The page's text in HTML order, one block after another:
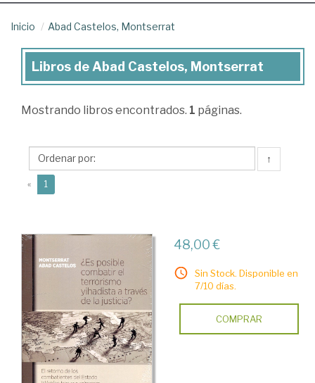
Inicio Abad Castelos, Montserrat
Libros
Abad
Montserrat
Libros de Abad Castelos, Montserrat
Mostrando libros encontrados. 1 páginas.
↑
« 1
48,00 €
Sin Stock. Disponible en
7/10 días.
COMPRAR